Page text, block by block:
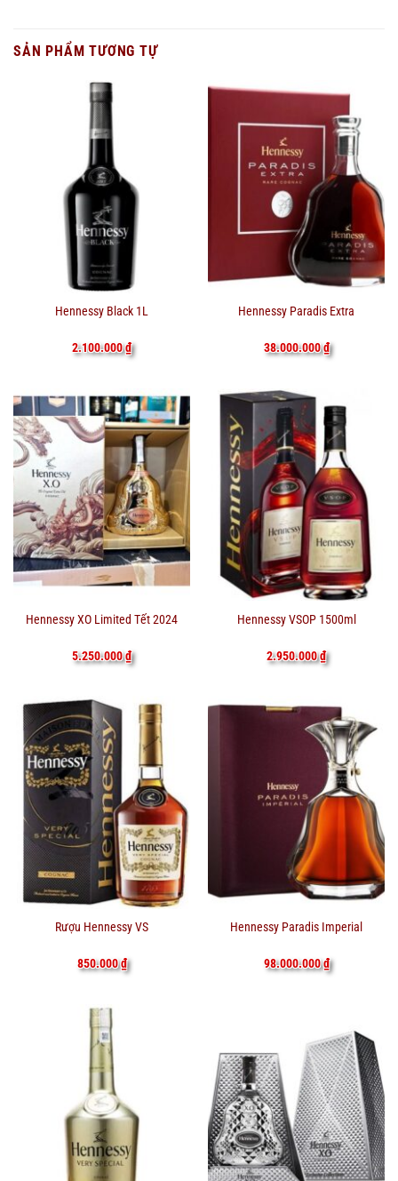
SẢN PHẨM TƯƠNG TỰ
Hennessy Black 1L
2.100.000₫
Hennessy Paradis Extra
38.000.000₫
Hennessy XO Limited Tết 2024
5.250.000₫
Hennessy VSOP 1500ml
2.950.000₫
Rượu Hennessy VS
850.000₫
Hennessy Paradis Imperial
98.000.000₫